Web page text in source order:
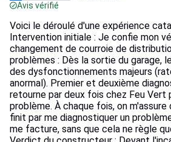
Avis vérifié
Voici le déroulé d'une expérience
Intervention initiale : Je confie mon
changement de courroie de
problèmes : Dès la sortie du garage,
des dysfonctionnements majeurs
anormal). Premier et deuxième
retourne par deux fois chez Feu Vert
problème. À chaque fois, on m'assure
finit par me diagnostiquer un
me facture, sans que cela ne règle